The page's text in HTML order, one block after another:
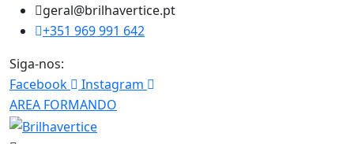
geral@brilhavertice.pt
+351 969 991 642
Siga-nos:
Facebook
Instagram
AREA FORMANDO